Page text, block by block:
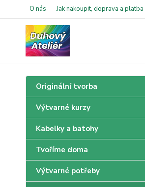
O nás Jak nakoupit, doprava a platba
Originální tvorba
Výtvarné kurzy
Kabelky a batohy
Tvoříme doma
Výtvarné potřeby